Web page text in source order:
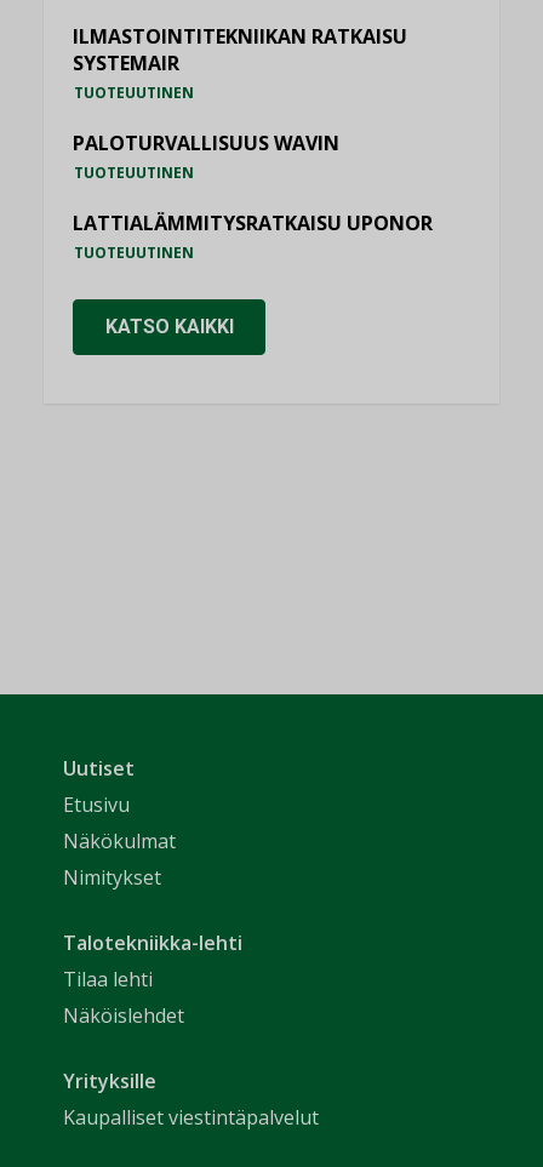
ILMASTOINTITEKNIIKAN RATKAISU
SYSTEMAIR
TUOTEUUTINEN
PALOTURVALLISUUS WAVIN
TUOTEUUTINEN
LATTIALÄMMITYSRATKAISU UPONOR
TUOTEUUTINEN
KATSO KAIKKI
Uutiset
Etusivu
Näkökulmat
Nimitykset
Talotekniikka-lehti
Tilaa lehti
Näköislehdet
Yrityksille
Kaupalliset viestintäpalvelut